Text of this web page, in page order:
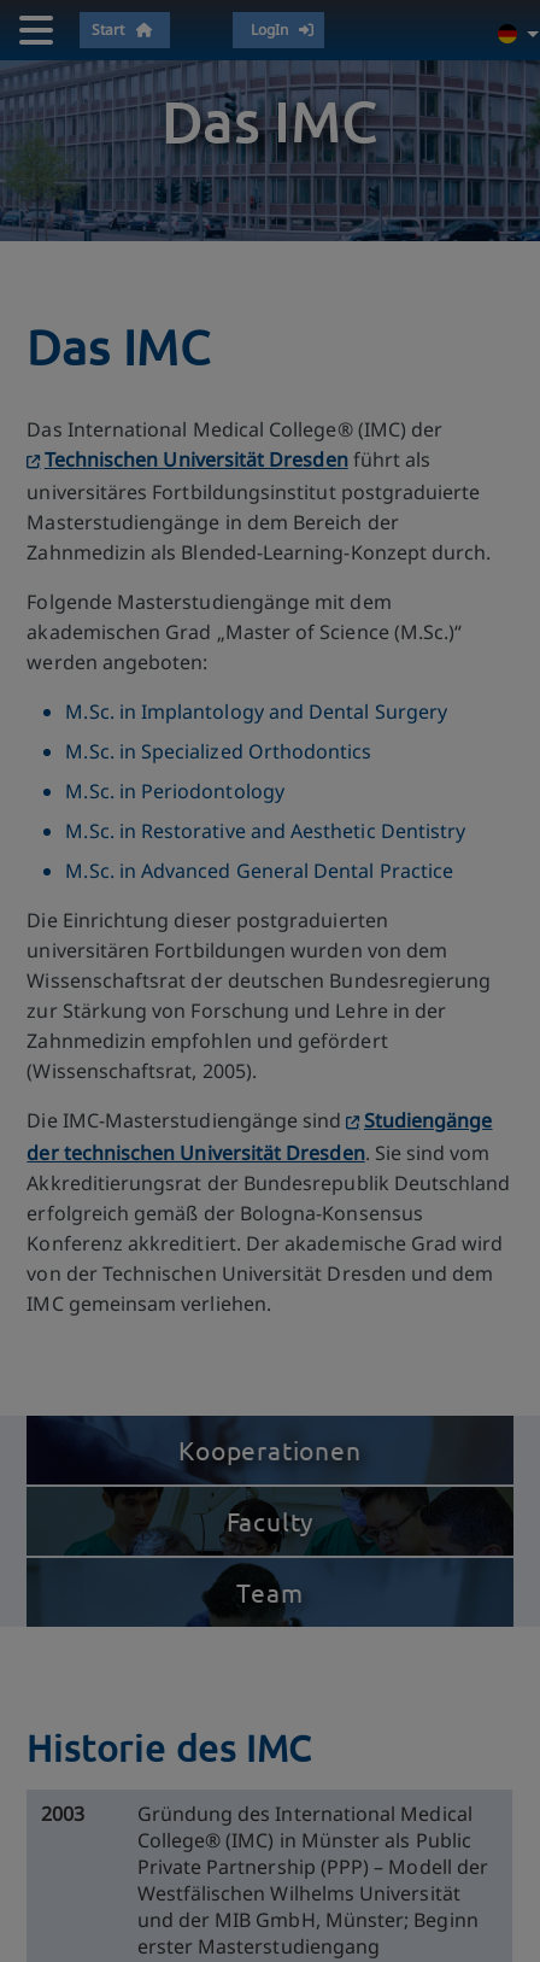
LogIn
Start
Das IMC
Das IMC
Das International Medical College® (IMC) der
Technischen Universität Dresdenführt als
universitäres Fortbildungsinstitut postgraduierte
Masterstudiengänge in dem Bereich der
Zahnmedizin als Blended-Learning-Konzept durch.
Folgende Masterstudiengänge mit dem
akademischen Grad „Master of Science (M.Sc.)“
werden angeboten:
M.Sc. in Implantology and Dental Surgery
M.Sc. in Specialized Orthodontics
M.Sc. in Periodontology
M.Sc. in Restorative and Aesthetic Dentistry
M.Sc. in Advanced General Dental Practice
Die Einrichtung dieser postgraduierten
universitären Fortbildungen wurden von dem
Wissenschaftsrat der deutschen Bundesregierung
zur Stärkung von Forschung und Lehre in der
Zahnmedizin empfohlen und gefördert
(Wissenschaftsrat, 2005).
Die IMC-Masterstudiengänge sind
Studiengänge
der technischen Universität Dresden. Sie sind vom
Akkreditierungsrat der Bundesrepublik Deutschland
erfolgreich gemäß der Bologna-Konsensus
Konferenz akkreditiert. Der akademische Grad wird
von der Technischen Universität Dresden und dem
IMC gemeinsam verliehen.
Kooperationen
Faculty
Team
Historie des IMC
2003
Gründung des International Medical
College® (IMC) in Münster als Public
Private Partnership (PPP) – Modell der
Westfälischen Wilhelms Universität
und der MIB GmbH, Münster; Beginn
erster Masterstudiengang